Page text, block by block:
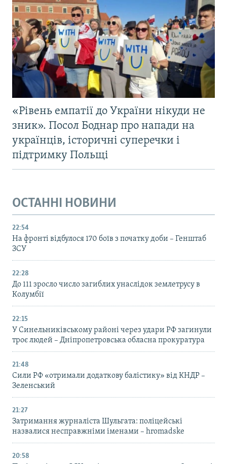
«Рівень емпатії до України нікуди не
зник». Посол Боднар про напади на
українців, історичні суперечки і
підтримку Польщі
ОСТАННІ НОВИНИ
22:54
На фронті відбулося 170 боїв з початку доби – Генштаб
ЗСУ
22:28
До 111 зросло число загиблих унаслідок землетрусу в
Колумбії
22:15
У Синельниківському районі через удари РФ загинули
троє людей – Дніпропетровська обласна прокуратура
21:48
Сили РФ «отримали додаткову балістику» від КНДР –
Зеленський
21:27
Затримання журналіста Шульгата: поліцейські
назвалися несправжніми іменами – hromadske
20:58